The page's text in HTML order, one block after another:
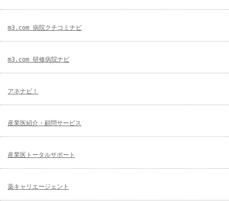
m3.com 病院クチコミナビ
m3.com 研修病院ナビ
アネナビ！
産業医紹介・顧問サービス
産業医トータルサポート
薬キャリエージェント